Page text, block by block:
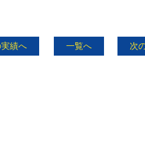
績へ 一覧へ 次